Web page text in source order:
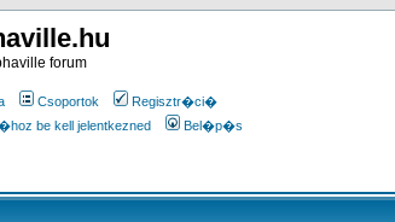
forum
Csoportok
Regisztr�ci�
be kell jelentkezned Bel�p�s